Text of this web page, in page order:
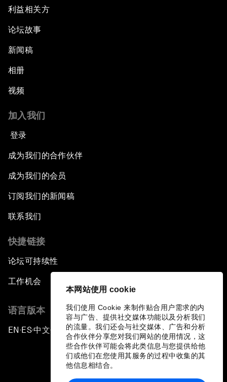
本网站使用 cookie
我们使用 Cookie 来制作贴合用户需求的内
容与广告、提供社交媒体功能以及分析我们
的流量。我们还会与社交媒体、广告和分析
合作伙伴分享您对我们网站的使用情况，这
些合作伙伴可能会将此类信息与您提供给他
们或他们在您使用其服务的过程中收集的其
他信息相结合。
利益相关方
论坛故事
新闻稿
相册
视频
加入我们
登录
成为我们的合作伙伴
成为我们的会员
订阅我们的新闻稿
联系我们
快捷链接
论坛可持续性
工作机会
语言版本
EN ▪ES▪中文▪ 日本語